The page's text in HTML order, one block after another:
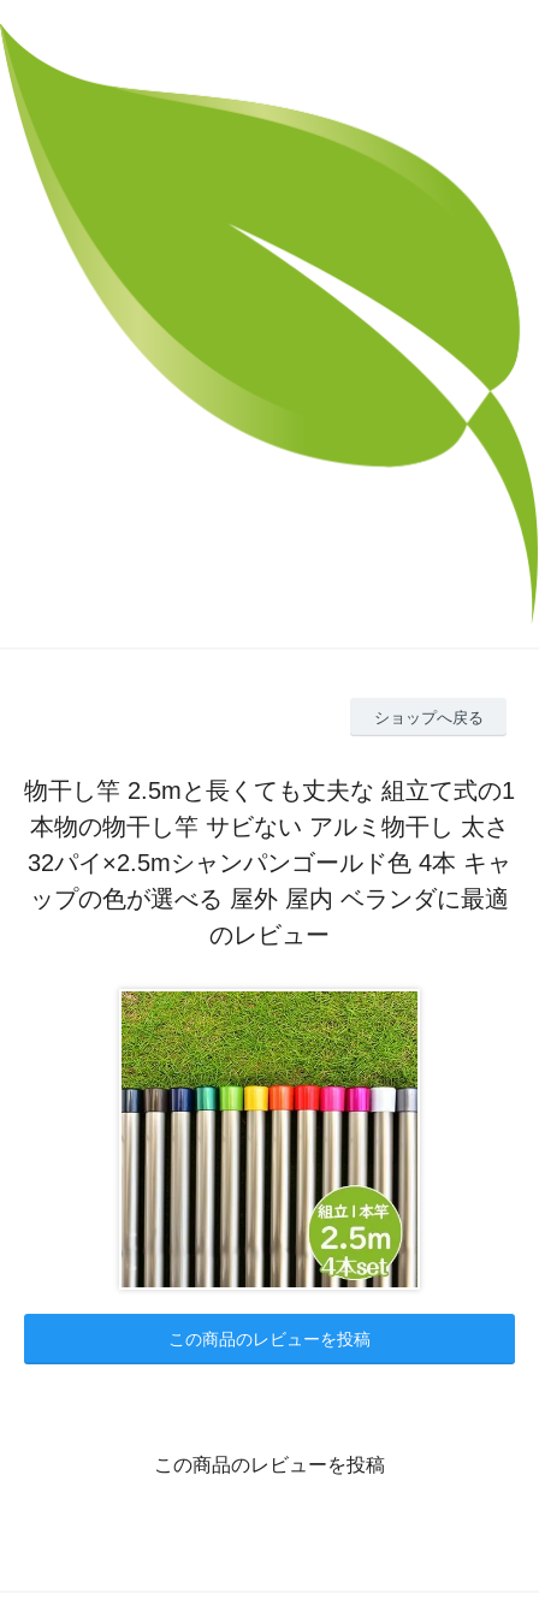
ショップへ戻る
物干し竿 2.5mと長くても丈夫な 組立て式の1
本物の物干し竿 サビない アルミ物干し 太さ
32パイ×2.5mシャンパンゴールド色 4本 キャ
ップの色が選べる 屋外 屋内 ベランダに最適
のレビュー
この商品のレビューを投稿
この商品のレビューを投稿